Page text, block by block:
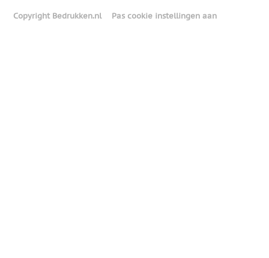
Copyright Bedrukken.nl Pas cookie instellingen aan